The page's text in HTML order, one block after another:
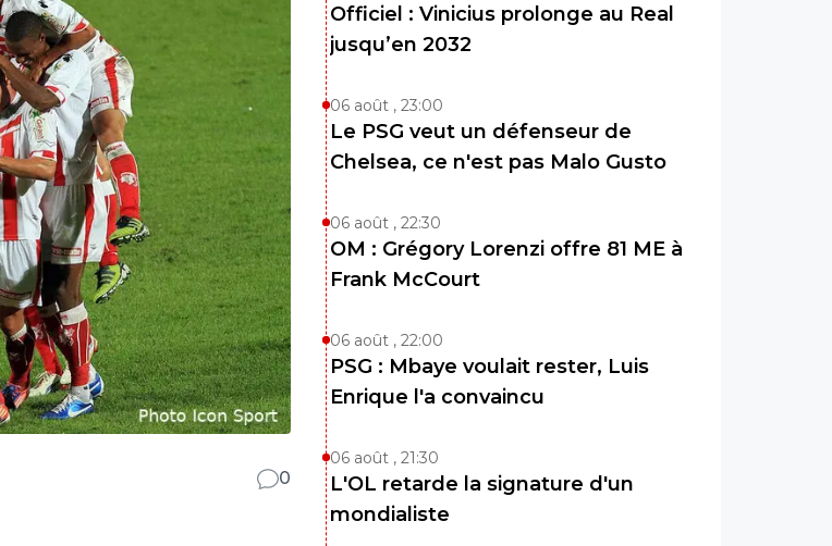
0
Officiel : Vinicius prolonge au Real
jusqu’en 2032
06 août , 23:00
Le PSG veut un défenseur de
Chelsea, ce n'est pas Malo Gusto
06 août , 22:30
OM : Grégory Lorenzi offre 81 ME à
Frank McCourt
06 août , 22:00
PSG : Mbaye voulait rester, Luis
Enrique l'a convaincu
06 août , 21:30
L'OL retarde la signature d'un
mondialiste